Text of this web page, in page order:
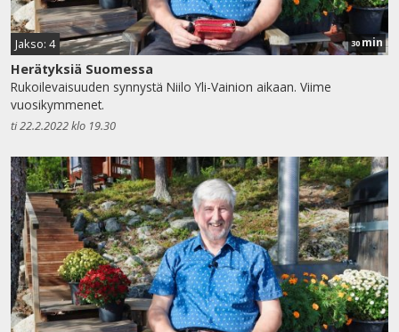
Jakso: 4 30min
Herätyksiä Suomessa
Rukoilevaisuuden synnystä Niilo Yli-Vainion aikaan. Viime
vuosikymmenet.
ti 22.2.2022 klo 19.30